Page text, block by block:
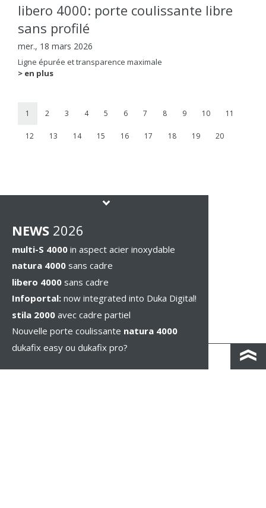
libero 4000: porte coulissante libre
sans profilé
mer., 18 mars 2026
Ligne épurée et transparence maximale
> en plus
1 2 3 4 5 6 7 8 9 10 11
12 13 14 15 16 17 18 19 20
NEWS 2026
multi-S 4000 in aspect acier inoxydable
natura 4000 sans cadre
libero 4000 sans cadre
Infoportal: now integrated into Duka Digital!
stila 2000 avec cadre partiel
Nouvelle porte coulissante natura 4000
dukafix easy ou dukafix pro?